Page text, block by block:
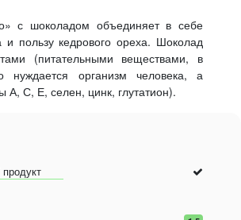
с шоколадом объединяет в себе
и пользу кедрового ореха. Шоколад
(питательными веществами, в
нуждается организм человека, а
С, Е, селен, цинк, глутатион).
продукт